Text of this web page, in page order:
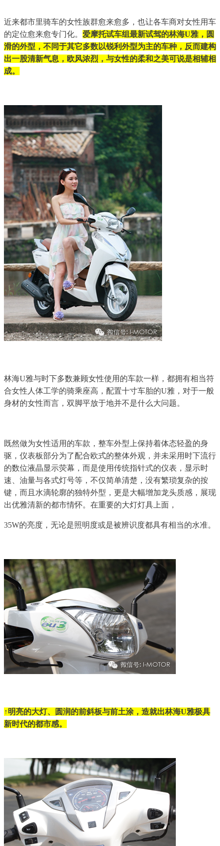
近来都市里骑车的女性族群愈来愈多，也让各车商对女性用车
的定位愈来愈专门化。 爱摩托试车组最新试驾的林海U雅，圆
滑的外型，不同于其它多数以锐利外型为主的车种，反而建构
出一股清新气息，欧风浓烈，与女性的柔和之美可说是相辅相
成。
林海U雅与时下多数兼顾女性使用的车款一样，都拥有相当符
合女性人体工学的骑乘座高，配置十寸车胎的U雅，对于一般
身材的女性而言，双脚平放于地并不是什么大问题。
既然做为女性适用的车款，整车外型上保持着体态轻盈的身
驱，仪表板部分为了配合欧式的整体外观，并未采用时下流行
的数位液晶显示荧幕，而是使用传统指针式的仪表，显示时
速、油量与各式灯号等，不仅简单清楚，没有繁琐复杂的按
键，而且水滴轮廓的独特外型，更是大幅增加龙头质感，展现
出优雅清新的都市情怀。在重要的大灯灯具上面，
35W的亮度，无论是照明度或是被辨识度都具有相当的水准。
↑明亮的大灯、圆润的前斜板与前土涂，造就出林海U雅极具
新时代的都市感。